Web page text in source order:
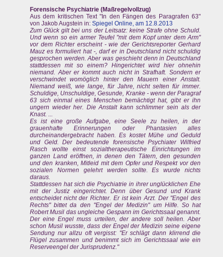
Forensische Psychiatrie (Maßregelvollzug)
Aus dem kritischen Text "In den Fängen des Paragrafen 63"
von Jakob Augstein in: Spiegel Online, am 12.8.2013
Zum Glück gilt bei uns der Leitsatz: keine Strafe ohne Schuld.
Und wenn so ein armer Teufel "mit dem Kopf unter dem Arm"
vor dem Richter erscheint - wie der Gerichtsreporter Gerhard
Mauz es formuliert hat -, darf er in Deutschland nicht schuldig
gesprochen werden. Aber was geschieht denn in Deutschland
stattdessen mit so einem? Hingerichtet wird hier ohnehin
niemand. Aber er kommt auch nicht in Strafhaft. Sondern er
verschwindet womöglich hinter den Mauern einer Anstalt.
Niemand weiß, wie lange, für Jahre, nicht selten für immer.
Schuldige, Unschuldige, Gesunde, Kranke - wenn der Paragraf
63 sich einmal eines Menschen bemächtigt hat, gibt er ihn
ungern wieder her. Die Anstalt kann schlimmer sein als der
Knast. ...
Es ist eine große Aufgabe, eine Seele zu heilen, in der
grauenhafte Erinnerungen oder Phantasien alles
durcheinandergebracht haben. Es kostet Mühe und Geduld
und Geld. Der bedeutende forensische Psychiater Wilfried
Rasch wollte einst sozialtherapeutische Einrichtungen im
ganzen Land eröffnen, in denen den Tätern, den gesunden
und den kranken, Mitleid mit dem Opfer und Respekt vor den
sozialen Normen gelehrt werden sollte. Es wurde nichts
daraus.
Stattdessen hat sich die Psychiatrie in ihrer unglücklichen Ehe
mit der Justiz eingerichtet. Denn über Gesund und Krank
entscheidet nicht der Richter. Er ist kein Arzt. Der "Engel des
Rechts" bittet da den "Engel der Medizin" um Hilfe. So hat
Robert Musil das ungleiche Gespann im Gerichtssaal genannt.
Der eine Engel muss urteilen, der andere soll heilen. Aber
schon Musil wusste, dass der Engel der Medizin seine eigene
Sendung nur allzu oft vergisst: "Er schlägt dann klirrend die
Flügel zusammen und benimmt sich im Gerichtssaal wie ein
Reserveengel der Jurisprudenz."